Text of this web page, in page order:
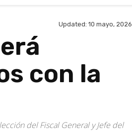
Updated: 10 mayo, 2026
con la
del Fiscal General y Jefe del